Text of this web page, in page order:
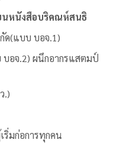
นหนังสือบริคณห์สนธิ
ด(แบบ บอจ.1)
อจ.2) ผนึกอากรแสตมป์
.)
ริ่มก่อการทุกคน